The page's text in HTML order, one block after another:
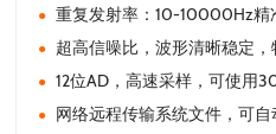
● 重复发射率：10-10000Hz精
● 超高信噪比，波形清晰稳定
● 12位AD，高速采样，可使用
● 网络远程传输系统文件，可自